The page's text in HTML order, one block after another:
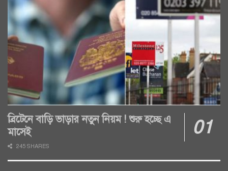
ব্রিটেনে বাড়ি ভাড়ার নতুন নিয়ম ! শুরু হচ্ছে এ
মাসেই
245 SHARES